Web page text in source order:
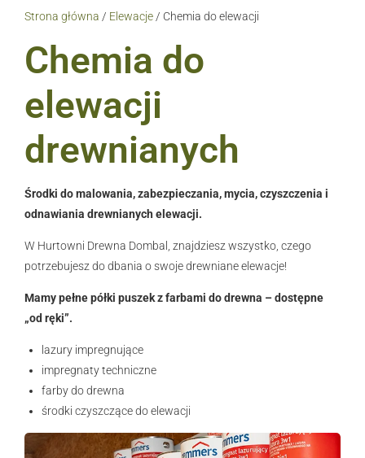
Strona główna / Elewacje / Chemia do elewacji
Chemia do
elewacji
drewnianych
Środki do malowania, zabezpieczania, mycia, czyszczenia i
odnawiania drewnianych elewacji.
W Hurtowni Drewna Dombal, znajdziesz wszystko, czego
potrzebujesz do dbania o swoje drewniane elewacje!
Mamy pełne półki puszek z farbami do drewna – dostępne
„od ręki”.
lazury impregnujące
impregnaty techniczne
farby do drewna
środki czyszczące do elewacji